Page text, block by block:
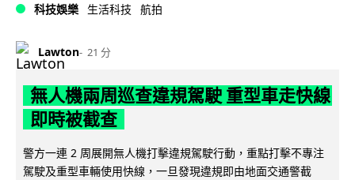
科技娛樂 生活科技 航拍
Lawton 21 分
無人機兩周巡查違規駕駛 重型車走快線
即時被截查
警方一連 2 周展開無人機打擊違規駕駛行動，重點打擊不專注
駕駛及重型車輛使用快線，一旦發現違規即由地面交通警截